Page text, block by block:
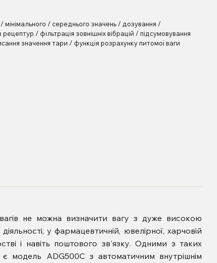
/ середнього значень / дозування /
/ фільтрація зовнішніх вібрацій / підсумовування
значення тари / функція розрахунку питомої ваги
не можна визначити вагу з дуже високою
у фармацевтичній, ювелірної, харчовій
і навіть поштового зв'язку. Одними з таких
є модель ADG500С з автоматичним внутрішнім